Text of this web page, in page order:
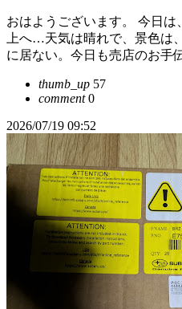
おはようございます。 今日
上へ…天気は晴れで、景色は
に居ない。今日も売店のお手
thumb_up 57
comment0
2026/07/19 09:52